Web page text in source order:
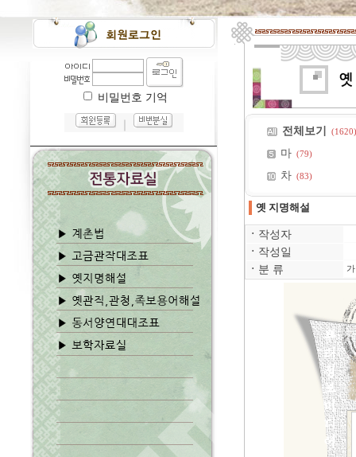
비밀번호 기억
전체보기 (1620)
마 (79)
차 (83)
옛 지명해설
ㆍ 작성자
ㆍ 작성일
ㆍ 분 류 가